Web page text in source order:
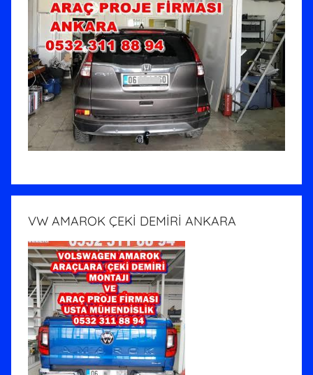
VW AMAROK ÇEKİ DEMİRİ ANKARA